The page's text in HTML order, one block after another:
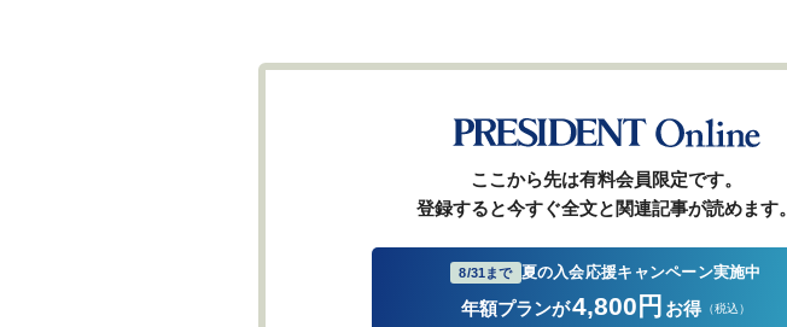
ここから先は有料会員限定です。
登録すると今すぐ全文と関連記事が読めます。
8/31まで 夏の入会応援キャンペーン実施中
年額プランが4,800円 お得 （税込）